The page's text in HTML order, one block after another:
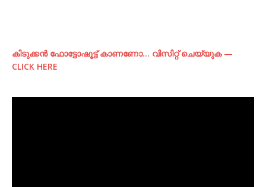
കിടുക്കന്‍ ഫോട്ടോഷൂട്ട്‌ കാണണോ… വിസിറ്റ് ചെയ്യുക —
CLICK HERE